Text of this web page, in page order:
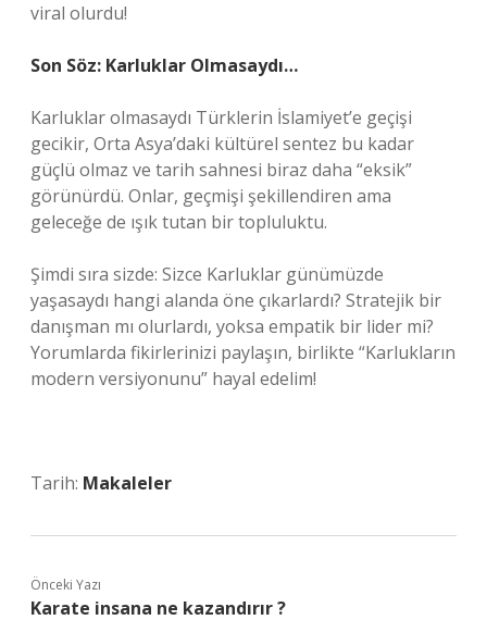
viral olurdu!
Son Söz: Karluklar Olmasaydı…
Karluklar olmasaydı Türklerin İslamiyet’e geçişi
gecikir, Orta Asya’daki kültürel sentez bu kadar
güçlü olmaz ve tarih sahnesi biraz daha “eksik”
görünürdü. Onlar, geçmişi şekillendiren ama
geleceğe de ışık tutan bir topluluktu.
Şimdi sıra sizde: Sizce Karluklar günümüzde
yaşasaydı hangi alanda öne çıkarlardı? Stratejik bir
danışman mı olurlardı, yoksa empatik bir lider mi?
Yorumlarda fikirlerinizi paylaşın, birlikte “Karlukların
modern versiyonunu” hayal edelim!
Tarih: Makaleler
Önceki Yazı
Karate insana ne kazandırır ?